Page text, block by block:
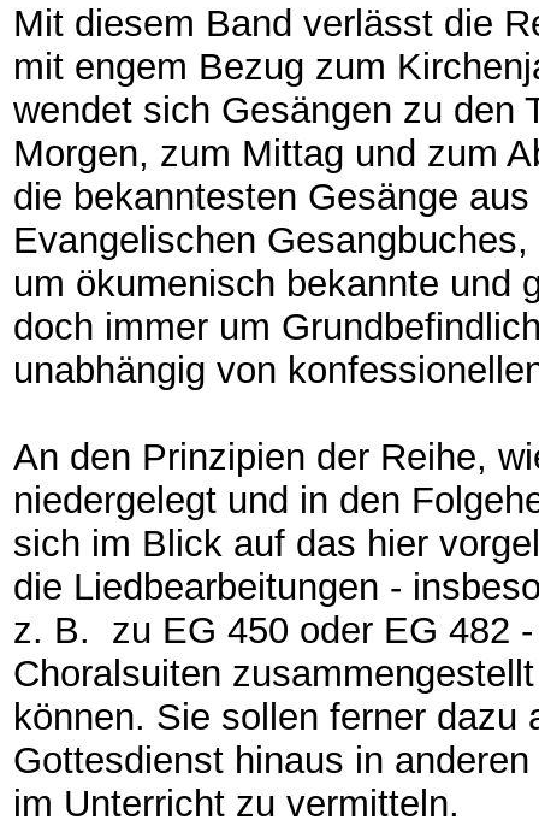
Mit diesem Band verlässt die
mit engem Bezug zum
wendet sich Gesängen zu den
Morgen, zum Mittag und zum
die bekanntesten Gesänge
Evangelischen
um ökumenisch bekannte und
doch immer um
unabhängig von
An den Prinzipien der Reihe,
niedergelegt und in den
sich im Blick auf das hier
die Liedbearbeitungen -
z. B. zu EG 450 oder EG 482
Choralsuiten
können. Sie sollen ferner dazu
Gottesdienst hinaus in
im Unterricht zu vermitteln.